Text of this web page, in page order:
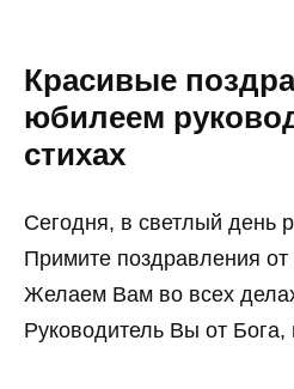
Красивые
юбилеем
стихах
Сегодня, в светлый день
Примите поздравления от
Желаем Вам во всех
Руководитель Вы от